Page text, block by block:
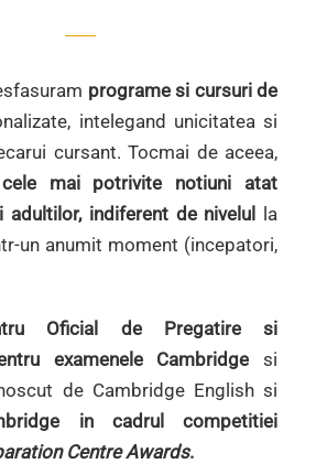
programe si cursuri de
intelegand unicitatea si
cursant. Tocmai de aceea,
mai potrivite notiuni atat
adultilor, indiferent de nivelul la
un anumit moment (incepatori,
Oficial de Pregatire si
examenele
Cambridge si
de Cambridge English si
in cadrul competitiei
Centre Awards.